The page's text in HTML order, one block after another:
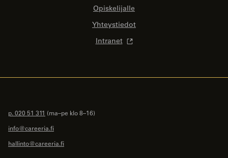
Opiskelijalle
Yhteystiedot
Intranet
p. 020 51 311 (ma–pe klo 8–16)
info@careeria.fi
hallinto@careeria.fi